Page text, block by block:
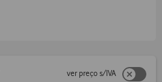
ver preço s/IVA